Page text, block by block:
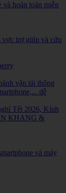
hoàn toàn miễn
trợ giúp và cứu
vận tải thông
dễ
Tết 2026, Kính
KHANG &
và máy